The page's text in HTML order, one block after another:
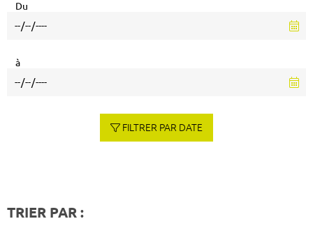
Du
à
FILTRER PAR DATE
TRIER PAR :